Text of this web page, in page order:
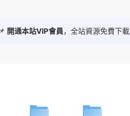
開通本站VIP會員，全站資源免費下